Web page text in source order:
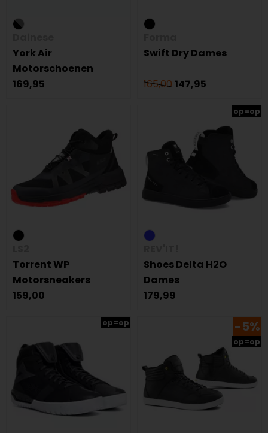
York Air
Motorschoenen
169,95
Swift Dry Dames
165,00147,95
Torrent WP
Motorsneakers
159,00
op=op
Shoes Delta H2O
Dames
179,99
op=op -5%
op=op